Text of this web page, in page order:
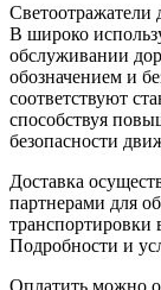
В широко
обслуживании
обозначением и
соответствуют
способствуя
безопасности
Доставка
партнерами для
транспортировки
Подробности и
Оплатить можно